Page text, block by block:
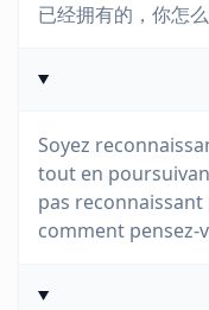
已经拥有的，你怎
Soyez
tout en
pas reconnaissant
comment pensez-